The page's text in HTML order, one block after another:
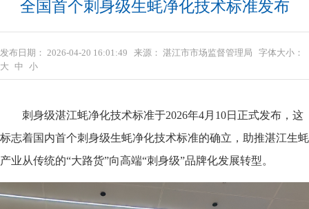
全国首个刺身级生蚝净化技术标准发布
发布日期： 2026-04-20 16:01:49 来源： 湛江市市场监督管理局
字体大小：
大 中 小
刺身级湛江蚝净化技术标准于2026年4月10日正式发布，这
标志着国内首个刺身级生蚝净化技术标准的确立，助推湛江生蚝
产业从传统的“大路货”向高端“刺身级”品牌化发展转型。